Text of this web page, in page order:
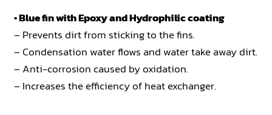
• Blue fin with Epoxy and Hydrophilic coating
– Prevents dirt from sticking to the fins.
– Condensation water flows and water take away dirt.
– Anti-corrosion caused by oxidation.
– Increases the efficiency of heat exchanger.